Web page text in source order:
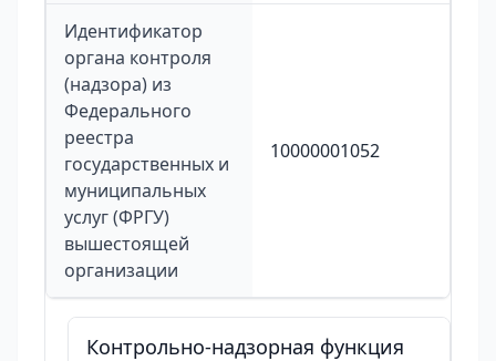
Идентификатор
органа контроля
(надзора) из
Федерального
реестра
государственных и
муниципальных
услуг (ФРГУ)
вышестоящей
организации
10000001052
Контрольно-надзорная функция